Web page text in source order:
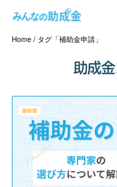
助成金を探す
助成金コラム
専門家一覧
ダウンロード
Home/ タグ「補助金申請」
助成